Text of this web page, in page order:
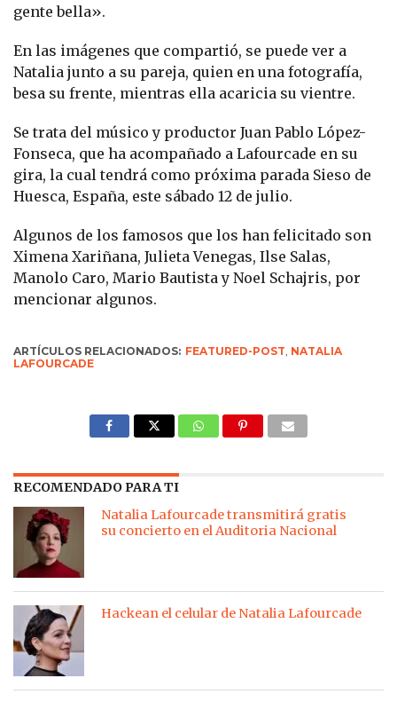
gente bella».
En las imágenes que compartió, se puede ver a
Natalia junto a su pareja, quien en una fotografía,
besa su frente, mientras ella acaricia su vientre.
Se trata del músico y productor Juan Pablo López-
Fonseca, que ha acompañado a Lafourcade en su
gira, la cual tendrá como próxima parada Sieso de
Huesca, España, este sábado 12 de julio.
Algunos de los famosos que los han felicitado son
Ximena Xariñana, Julieta Venegas, Ilse Salas,
Manolo Caro, Mario Bautista y Noel Schajris, por
mencionar algunos.
ARTÍCULOS RELACIONADOS: FEATURED-POST NATALIA
LAFOURCADE
RECOMENDADO PARA TI
Natalia Lafourcade transmitirá gratis
su concierto en el Auditoria Nacional
Hackean el celular de Natalia Lafourcade